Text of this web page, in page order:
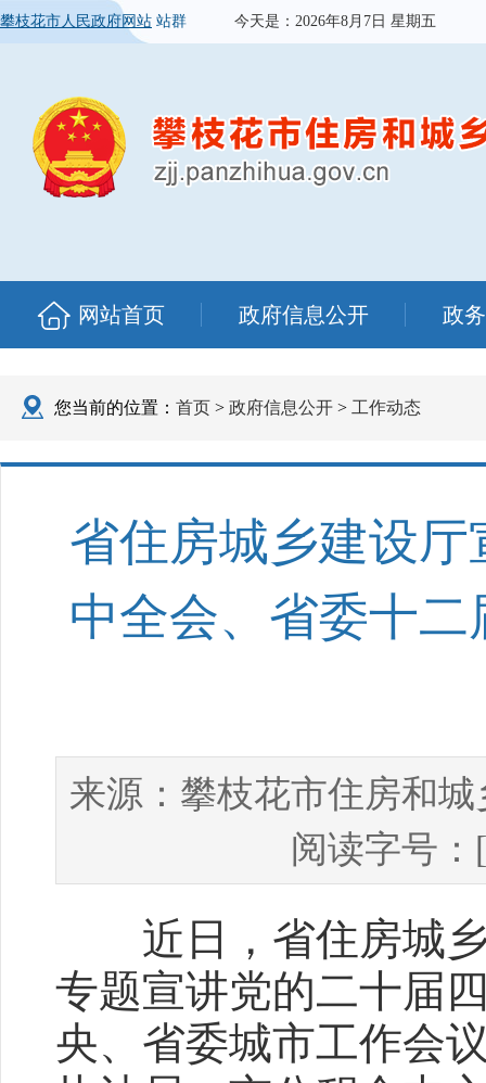
攀枝花市人民政府网站 站群 今天是： 2026年8月7日 星期五
网站首页 政府信息公开 政
您当前的位置： 首页 > 政府信息公开 > 工作动态
省住房城乡建设
中全会、省委十
来源： 攀枝花市住房和
阅读字号
近日，省住房城乡
专题宣讲党的二十届
央、省委城市工作会